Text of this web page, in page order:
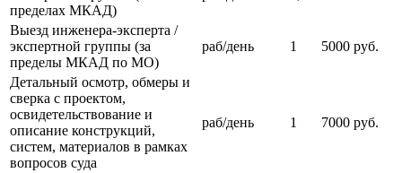
пределах МКАД)
Выезд инженера-эксперта /
экспертной группы (за
пределы МКАД по МО)
раб/день 1 5000 руб.
Детальный осмотр, обмеры и
сверка с проектом,
освидетельствование и
описание конструкций,
систем, материалов в рамках
вопросов суда
раб/день 1 7000 руб.